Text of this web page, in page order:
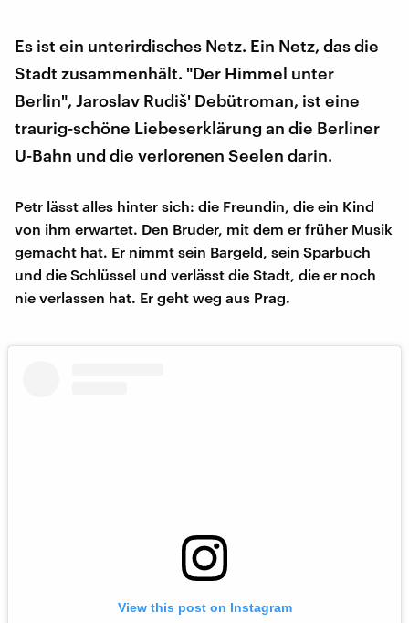
Es ist ein unterirdisches Netz. Ein Netz, das die
Stadt zusammenhält. "Der Himmel unter
Berlin", Jaroslav Rudiš' Debütroman, ist eine
traurig-schöne Liebeserklärung an die Berliner
U-Bahn und die verlorenen Seelen darin.
Petr lässt alles hinter sich: die Freundin, die ein Kind
von ihm erwartet. Den Bruder, mit dem er früher Musik
gemacht hat. Er nimmt sein Bargeld, sein Sparbuch
und die Schlüssel und verlässt die Stadt, die er noch
nie verlassen hat. Er geht weg aus Prag.
View this post on Instagram